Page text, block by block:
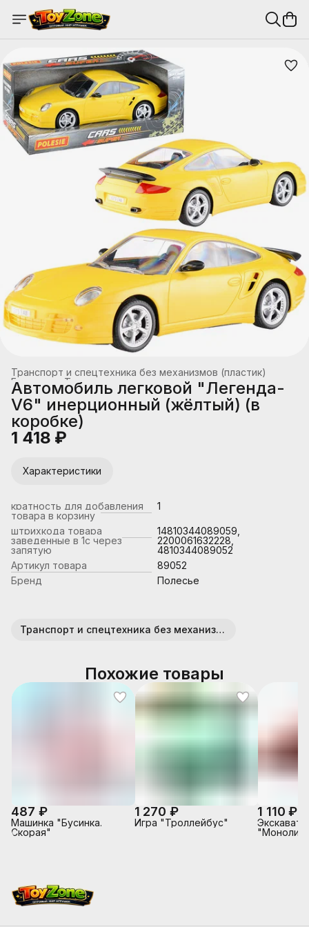
Транспорт и спецтехника без механизмов (пластик)
Транспорт
Главная
Автомобиль легковой "Легенда-
V6" инерционный (жёлтый) (в
коробке)
1 418 ₽
Характеристики
кратность для добавления
товара в корзину
1
штрихкода товара
заведенные в 1с через
запятую
14810344089059,
2200061632228,
4810344089052
Артикул товара
89052
Бренд
Полесье
Транспорт и спецтехника без механизмов (пластик)
Похожие товары
487 ₽
Машинка "Бусинка.
Скорая"
1 270 ₽
Игра "Троллейбус"
1 110 ₽